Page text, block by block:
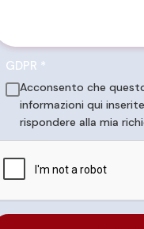
GDPR *
Acconsento che
informazioni qui
rispondere alla mia